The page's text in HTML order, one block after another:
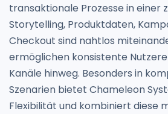
transaktionale Prozesse in einer
Storytelling, Produktdaten,
Checkout sind nahtlos
ermöglichen konsistente
Kanäle hinweg. Besonders in
Szenarien bietet Chameleon
Flexibilität und kombiniert diese